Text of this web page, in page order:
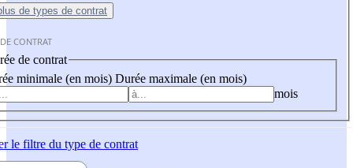
de types de contrat
CONTRAT
de contrat
minimale (en mois) Durée maximale (en mois)
mois
le filtre du type de contrat